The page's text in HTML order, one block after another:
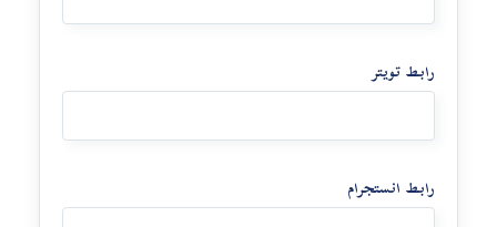
رابط تويتر
رابط انستجرام